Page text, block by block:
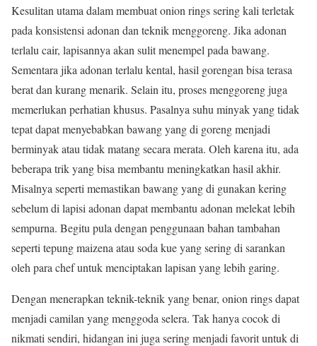
Kesulitan utama dalam membuat onion rings sering kali terletak
pada konsistensi adonan dan teknik menggoreng. Jika adonan
terlalu cair, lapisannya akan sulit menempel pada bawang.
Sementara jika adonan terlalu kental, hasil gorengan bisa terasa
berat dan kurang menarik. Selain itu, proses menggoreng juga
memerlukan perhatian khusus. Pasalnya suhu minyak yang tidak
tepat dapat menyebabkan bawang yang di goreng menjadi
berminyak atau tidak matang secara merata. Oleh karena itu, ada
beberapa trik yang bisa membantu meningkatkan hasil akhir.
Misalnya seperti memastikan bawang yang di gunakan kering
sebelum di lapisi adonan dapat membantu adonan melekat lebih
sempurna. Begitu pula dengan penggunaan bahan tambahan
seperti tepung maizena atau soda kue yang sering di sarankan
oleh para chef untuk menciptakan lapisan yang lebih garing.
Dengan menerapkan teknik-teknik yang benar, onion rings dapat
menjadi camilan yang menggoda selera. Tak hanya cocok di
nikmati sendiri, hidangan ini juga sering menjadi favorit untuk di